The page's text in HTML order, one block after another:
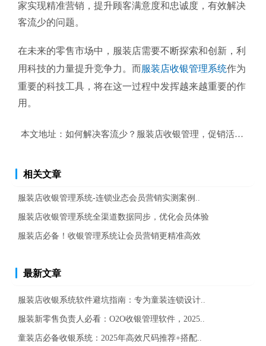
家实现精准营销，提升顾客满意度和忠诚度，有效解决
客流少的问题。
在未来的零售市场中，服装店需要不断探索和创新，利
用科技的力量提升竞争力。而服装店收银管理系统作为
重要的科技工具，将在这一过程中发挥越来越重要的作
用。
本文地址： 如何解决客流少？服装店收银管理，促销活动秒级
相关文章
服装店收银管理系统-连锁业态会员营销实测案例..
服装店收银管理系统全渠道数据同步，优化会员体验
服装店必备！收银管理系统让会员营销更精准高效
最新文章
服装店收银系统软件避坑指南：专为童装连锁设计..
服装新零售负责人必看：O2O收银管理软件，2025..
童装店必备收银系统：2025年高效尺码推荐+搭配..